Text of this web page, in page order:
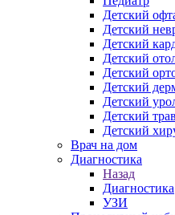
Детский
Детский
Детский
Детский
Детский
Детский
Детский
Детский
Детский
Врач на дом
Диагностика
Назад
Диагностика
УЗИ